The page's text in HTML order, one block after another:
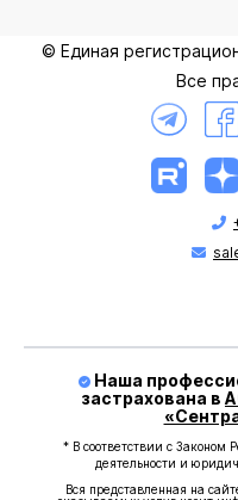
© Единая
Все
Наша
застрахована в
* В соответствии с Законом
деятельности и
Вся представленная на